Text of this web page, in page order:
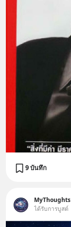
9 บันทึก
MyThoughts
ได้รับการบูสต์